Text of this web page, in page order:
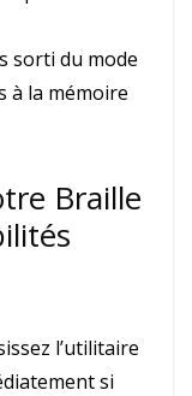
sorti du mode
à la mémoire
Braille
l’utilitaire
si